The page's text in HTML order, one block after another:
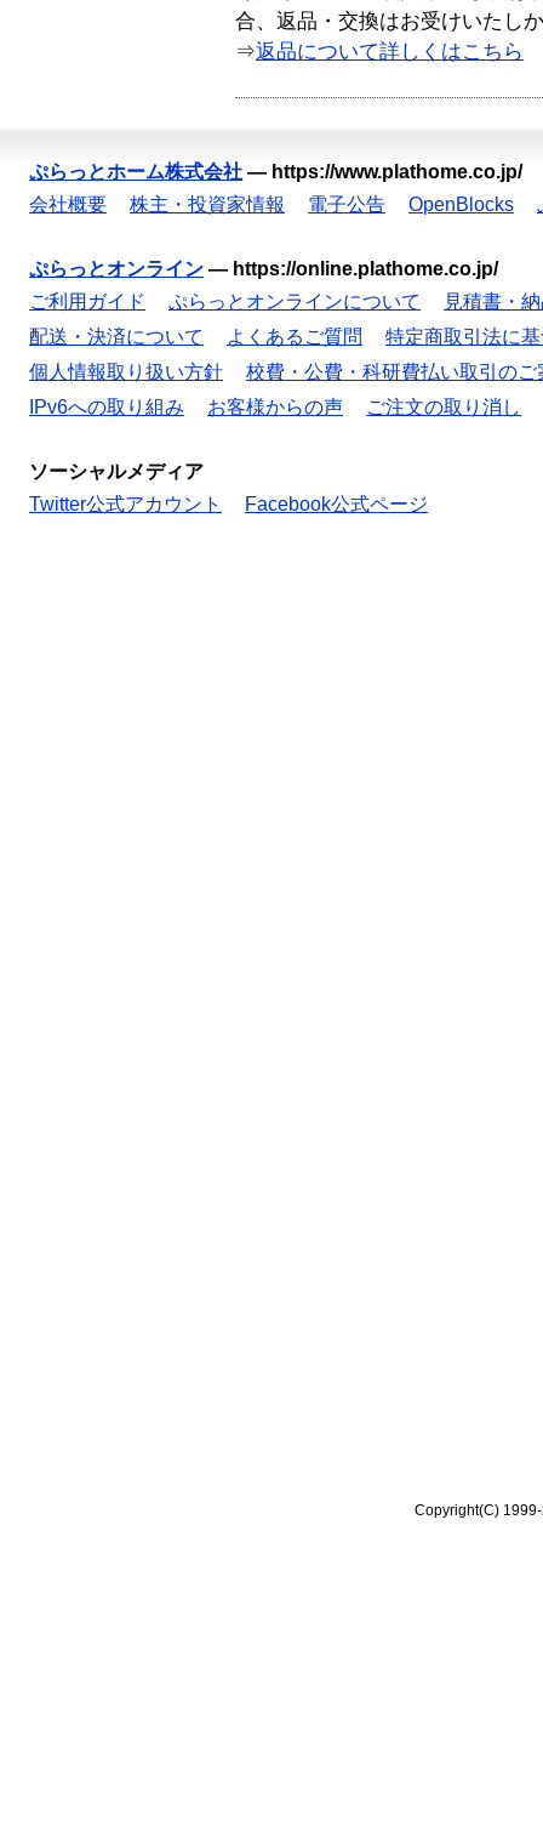
合、返品・交換はお受けいたし
⇒返品について詳しくはこちら
ぷらっとホーム株式会社 — https://www.plathome.co.jp/
会社概要
株主・投資家情報 電子公告 OpenBlocks
ぷらっとオンライン — https://online.plathome.co.jp/
ご利用ガイド
ぷらっとオンラインについて
見積書・
配送・決済について
よくあるご質問
特定商取引法に
個人情報取り扱い方針
校費・公費・科研費払い取引のご
IPv6への取り組み
お客様からの声 ご注文の取り消し
ソーシャルメディア
Twitter公式アカウント
Facebook公式ページ
Copyright(C)